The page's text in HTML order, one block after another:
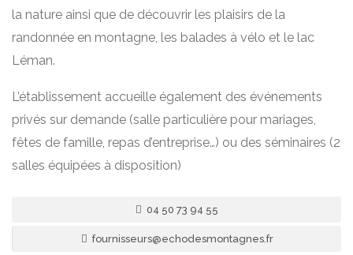
la nature ainsi que de découvrir les plaisirs de la
randonnée en montagne, les balades à vélo et le lac
Léman.
L’établissement accueille également des événements
privés sur demande (salle particulière pour mariages,
fêtes de famille, repas d’entreprise…) ou des séminaires (2
salles équipées à disposition)
04 50 73 94 55
fournisseurs@echodesmontagnes.fr